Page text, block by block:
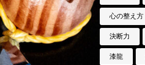
心の整え方
決断力
漆龍